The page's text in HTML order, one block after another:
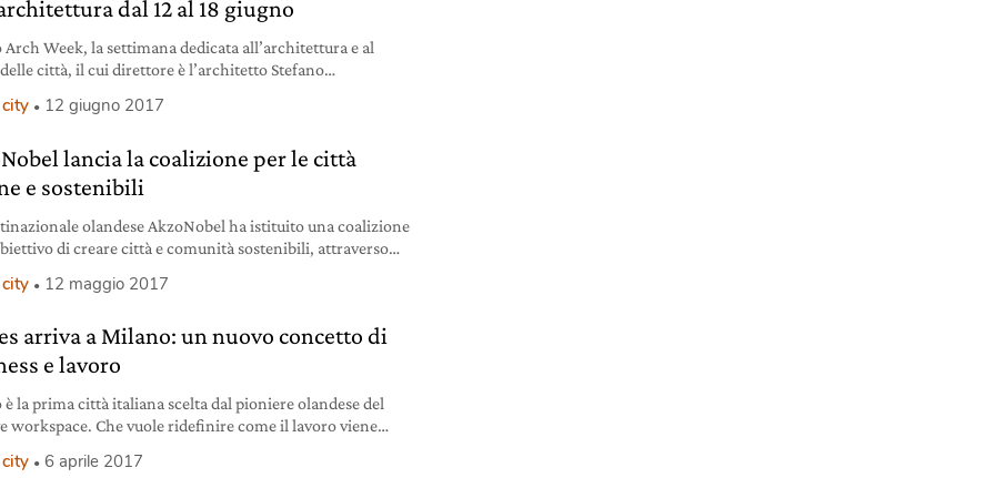
dal 12 al 18 giugno
Week, la settimana dedicata all’architettura e al
città, il cui direttore è l’architetto Stefano
conferenze con grandi architetti italiani e stranieri ed è
e per scoprire le architetture e case museo milanesi
12 giugno 2017
lancia la coalizione per le città
e sostenibili
olandese AkzoNobel ha istituito una coalizione
di creare città e comunità sostenibili, attraverso
12 maggio 2017
arriva a Milano: un nuovo concetto di
e lavoro
la prima città italiana scelta dal pioniere olandese del
workspace. Che vuole ridefinire come il lavoro viene
6 aprile 2017